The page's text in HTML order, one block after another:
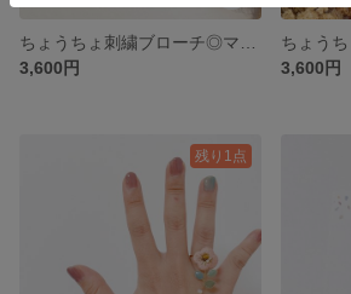
3,600円
3,600円
残り1点